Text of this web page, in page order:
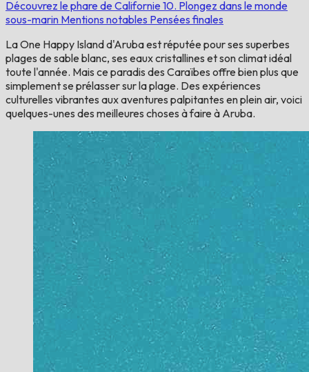
Découvrez le phare de Californie 10. Plongez dans le monde
sous-marin Mentions notables Pensées finales
La One Happy Island d'Aruba est réputée pour ses superbes
plages de sable blanc, ses eaux cristallines et son climat idéal
toute l'année. Mais ce paradis des Caraïbes offre bien plus que
simplement se prélasser sur la plage. Des expériences
culturelles vibrantes aux aventures palpitantes en plein air, voici
quelques-unes des meilleures choses à faire à Aruba.